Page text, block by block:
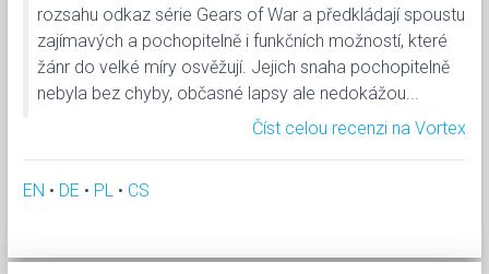
rozsahu odkaz série Gears of War a předkládají spoustu
zajímavých a pochopitelně i funkčních možností, které
žánr do velké míry osvěžují. Jejich snaha pochopitelně
nebyla bez chyby, občasné lapsy ale nedokážou...
Číst celou recenzi na Vortex
EN • DE • PL • CS